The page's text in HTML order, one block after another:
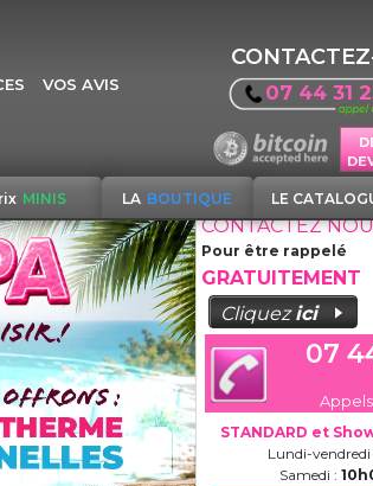
VOS AVIS 07 44 31
MINIS LA BOUTIQUE LE
CONTACTEZ
Pour être rappelé
GRATUITEMENT
Cliquezici
07
STANDARD et
Lundi-vendredi
Samedi :